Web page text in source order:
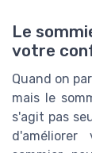
Le
votre
Quand on
mais le
s'agit pas